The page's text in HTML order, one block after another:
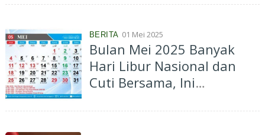
BERITA 01 Mei 2025
Bulan Mei 2025 Banyak
Hari Libur Nasional dan
Cuti Bersama, Ini